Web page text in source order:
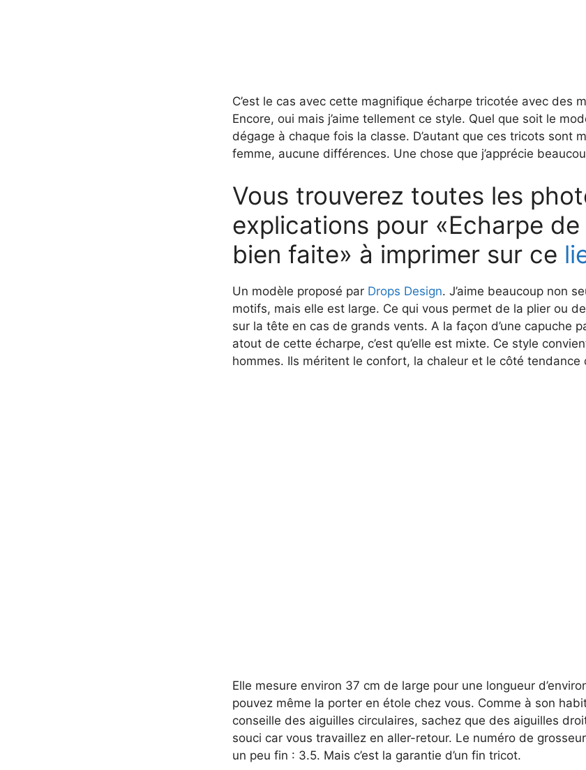
C’est le cas avec cette magnifique écharpe tricotée avec des
Encore, oui mais j’aime tellement ce style. Quel que soit le
dégage à chaque fois la classe. D’autant que ces tricots sont
femme, aucune différences. Une chose que j’apprécie
Vous trouverez toutes les
explications pour «Echarpe de
bien faite» à imprimer sur ce
Un modèle proposé par Drops Design. J’aime beaucoup non
motifs, mais elle est large. Ce qui vous permet de la plier ou
sur la tête en cas de grands vents. A la façon d’une capuche
atout de cette écharpe, c’est qu’elle est mixte. Ce style
hommes. Ils méritent le confort, la chaleur et le côté tendance
Elle mesure environ 37 cm de large pour une longueur
pouvez même la porter en étole chez vous. Comme à son
conseille des aiguilles circulaires, sachez que des aiguilles
souci car vous travaillez en aller-retour. Le numéro de
un peu fin : 3.5. Mais c’est la garantie d’un fin tricot.